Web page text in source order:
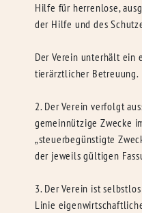
Hilfe für herrenlose,
der Hilfe und des
Der Verein unterhält ein
tierärztlicher Betreuung.
2. Der Verein verfolgt
gemeinnützige Zwecke
„steuerbegünstigte
der jeweils gültigen
3. Der Verein ist
Linie